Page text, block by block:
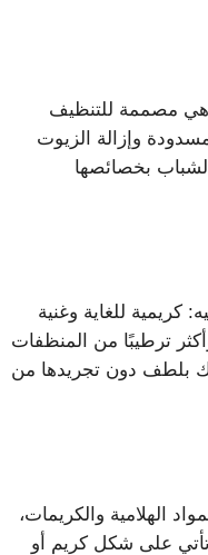
مصممة للتنظيف
وإزالة الزيوت
الشباب بخصائصها
كريمية للغاية وغنية
ترطيبًا من المنظفات
بلطف دون تجريدها من
الهلامية والكريمات،
تأتي على شكل كريم أو